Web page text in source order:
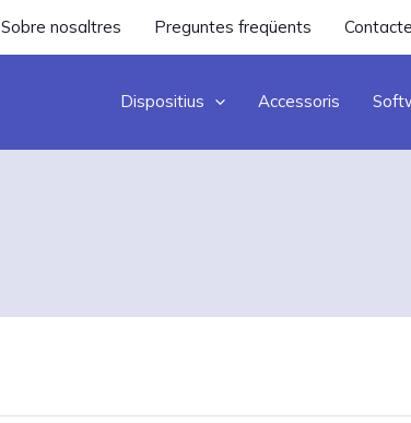
Sobre nosaltres Preguntes freqüents Contacte
Dispositius Accessoris